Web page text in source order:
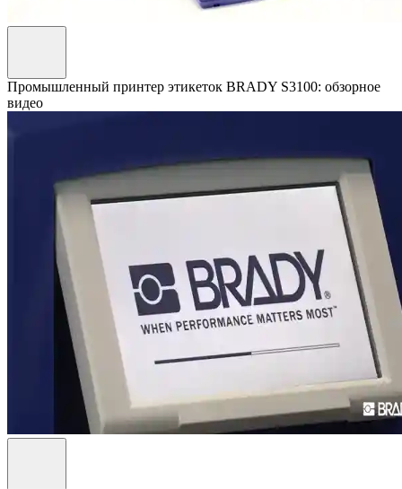
Промышленный принтер этикеток BRADY S3100: обзорное
видео